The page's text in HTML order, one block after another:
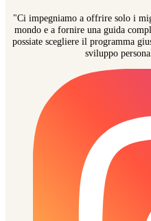
"Ci impegniamo a offrire solo i
mondo e a fornire una guida
possiate scegliere il programma
sviluppo